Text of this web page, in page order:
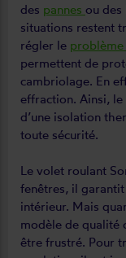
des pannes ou des
situations restent
régler le problème
permettent de
cambriolage. En
effraction. Ainsi,
d’une isolation
toute sécurité.
Le volet roulant
fenêtres, il
intérieur. Mais
modèle de qualité
être frustré. Pour